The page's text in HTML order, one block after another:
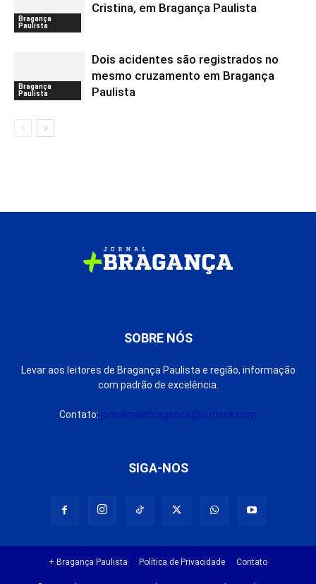
Bragança
Paulista
Cristina, em Bragança Paulista
Bragança
Paulista
Dois acidentes são registrados no
mesmo cruzamento em Bragança
Paulista
SOBRE NÓS
Levar aos leitores de Bragança Paulista e região, informação
com padrão de excelência.
Contato: jornalmaisbraganca@outlook.com
SIGA-NOS
+ Bragança Paulista Política de Privacidade Contato